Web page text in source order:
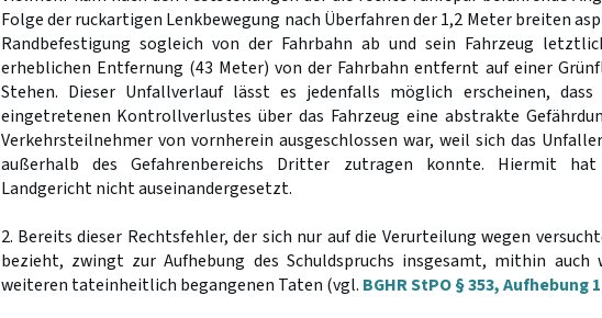
Folge der ruckartigen Lenkbewegung nach Überfahren der 1,2 Meter breiten
Randbefestigung sogleich von der Fahrbahn ab und sein Fahrzeug
erheblichen Entfernung (43 Meter) von der Fahrbahn entfernt auf einer
Stehen. Dieser Unfallverlauf lässt es jedenfalls möglich erscheinen,
eingetretenen Kontrollverlustes über das Fahrzeug eine abstrakte
Verkehrsteilnehmer von vornherein ausgeschlossen war, weil sich das
außerhalb des Gefahrenbereichs Dritter zutragen konnte. Hiermit
Landgericht nicht auseinandergesetzt.
2. Bereits dieser Rechtsfehler, der sich nur auf die Verurteilung wegen
bezieht, zwingt zur Aufhebung des Schuldspruchs insgesamt, mithin auch
weiteren tateinheitlich begangenen Taten (vgl. BGHR StPO § 353, Aufhebung 1